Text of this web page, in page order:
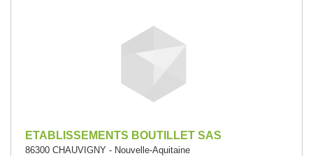
ETABLISSEMENTS BOUTILLET SAS
86300 CHAUVIGNY - Nouvelle-Aquitaine